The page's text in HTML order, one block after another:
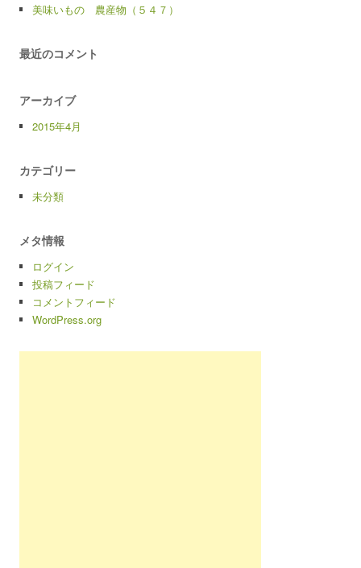
美味いもの 農産物（５４７）
最近のコメント
アーカイブ
2015年4月
カテゴリー
未分類
メタ情報
ログイン
投稿フィード
コメントフィード
WordPress.org